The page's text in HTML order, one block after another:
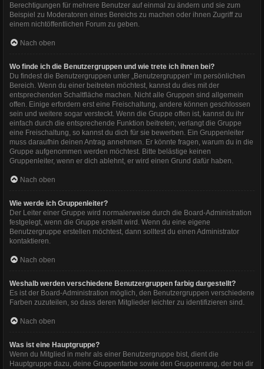
Berechtigungen für mehrere Benutzer auf einmal zu ändern und sie zum
Beispiel zu Moderatoren eines Bereichs zu machen oder ihnen Zugriff zu
einem nichtöffentlichen Forum zu geben.
Nach oben
Wo finde ich die Benutzergruppen und wie trete ich ihnen bei?
Du findest die Benutzergruppen unter „Benutzergruppen“ im persönlichen
Bereich. Wenn du einer beitreten möchtest, kannst du dies mit der
entsprechenden Schaltfläche machen. Nicht alle Gruppen sind allgemein
offen. Einige erfordern erst eine Freischaltung, andere können geschlossen
sein und weitere sogar versteckt. Wenn die Gruppe offen ist, kannst du ihr
einfach durch die entsprechende Funktion beitreten; verlangt die Gruppe
eine Freischaltung, so kannst du dich für sie bewerben. Ein Gruppenleiter
muss daraufhin deinen Antrag annehmen. Er könnte fragen, warum du in die
Gruppe aufgenommen werden möchtest. Bitte belästige keinen
Gruppenleiter, wenn er dich ablehnt, er wird einen Grund dafür haben.
Nach oben
Wie werde ich Gruppenleiter?
Der Leiter einer Gruppe wird normalerweise durch die Board-Administration
festgelegt, wenn die Gruppe erstellt wird. Wenn du eine eigene
Benutzergruppe erstellen möchtest, dann solltest du einen Administrator
kontaktieren.
Nach oben
Weshalb werden verschiedene Benutzergruppen farbig dargestellt?
Es ist der Board-Administration möglich, den Benutzergruppen verschiedene
Farben zuzuteilen, so dass deren Mitglieder leichter zu identifizieren sind.
Nach oben
Was ist eine Hauptgruppe?
Wenn du Mitglied in mehr als einer Benutzergruppe bist, dient die
Hauptgruppe dazu, deine Gruppenfarbe sowie den Gruppenrang, der bei dir